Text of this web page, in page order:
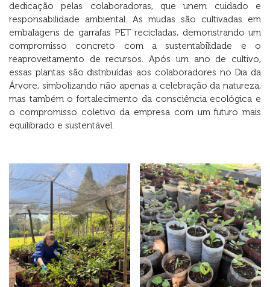
dedicação pelas colaboradoras, que unem cuidado e
responsabilidade ambiental. As mudas são cultivadas em
embalagens de garrafas PET recicladas, demonstrando um
compromisso concreto com a sustentabilidade e o
reaproveitamento de recursos. Após um ano de cultivo,
essas plantas são distribuídas aos colaboradores no Dia da
Árvore, simbolizando não apenas a celebração da natureza,
mas também o fortalecimento da consciência ecológica e
o compromisso coletivo da empresa com um futuro mais
equilibrado e sustentável.